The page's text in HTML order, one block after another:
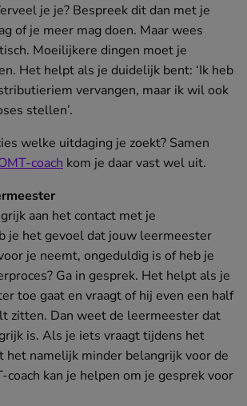
je je? Bespreek dit dan met je
of je meer mag doen. Maar wees
Moeilijkere dingen moet je
Het helpt als je duidelijk bent: ‘Ik heb
vervangen, maar ik wil ook
stellen’.
welke uitdaging je zoekt? Samen
coach kom je daar vast wel uit.
aan het contact met je
je het gevoel dat jouw leermeester
je neemt, ongeduldig is of heb je
Ga in gesprek. Het helpt als je
toe gaat en vraagt of hij even een half
zitten. Dan weet de leermeester dat
is. Als je iets vraagt tijdens het
het namelijk minder belangrijk voor de
coach kan je helpen om je gesprek voor